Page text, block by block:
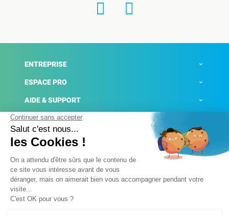
ENTREPRISE
ESPACE PRO
AIDE & SUPPORT
ACTUALITÉS
Mentions légales